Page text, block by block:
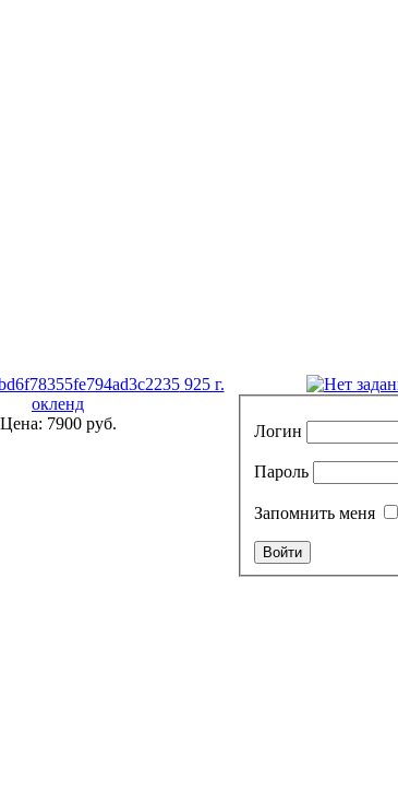
925 г.
окленд
Цена: 7900 руб. Логин
Пароль
Запомнить меня